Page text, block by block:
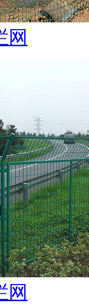
网
网